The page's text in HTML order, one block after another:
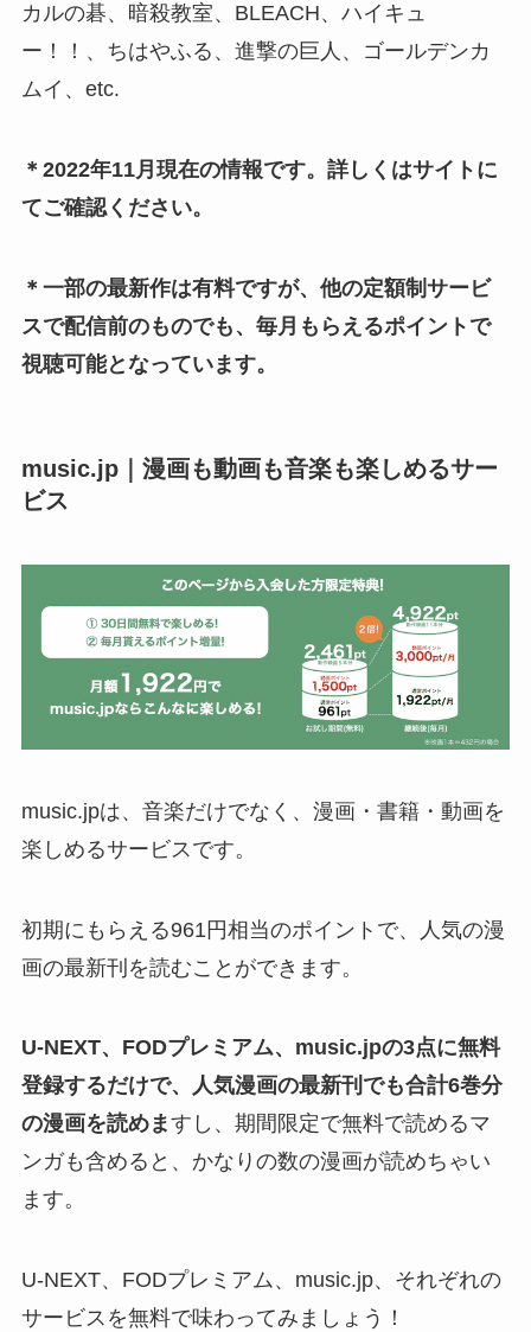
カルの碁、暗殺教室、BLEACH、ハイキュ
ー！！、ちはやふる、進撃の巨人、ゴールデンカ
ムイ、etc.
＊ 2022年11月現在の情報です。詳しくはサイトに
てご確認ください。
＊一部の最新作は有料ですが、他の定額制サービ
スで配信前のものでも、毎月もらえるポイントで
視聴可能となっています。
music.jp｜漫画も動画も音楽も楽しめるサー
ビス
music.jpは、音楽だけでなく、漫画・書籍・動画を
楽しめるサービスです。
初期にもらえる961円相当のポイントで、人気の漫
画の最新刊を読むことができます。
U-NEXT、FODプレミアム、music.jpの3点に無料
登録するだけで、人気漫画の最新刊でも合計6巻分
の漫画を読めますし、期間限定で無料で読めるマ
ンガも含めると、かなりの数の漫画が読めちゃい
ます。
U-NEXT、FODプレミアム、music.jp、それぞれの
サービスを無料で味わってみましょう！